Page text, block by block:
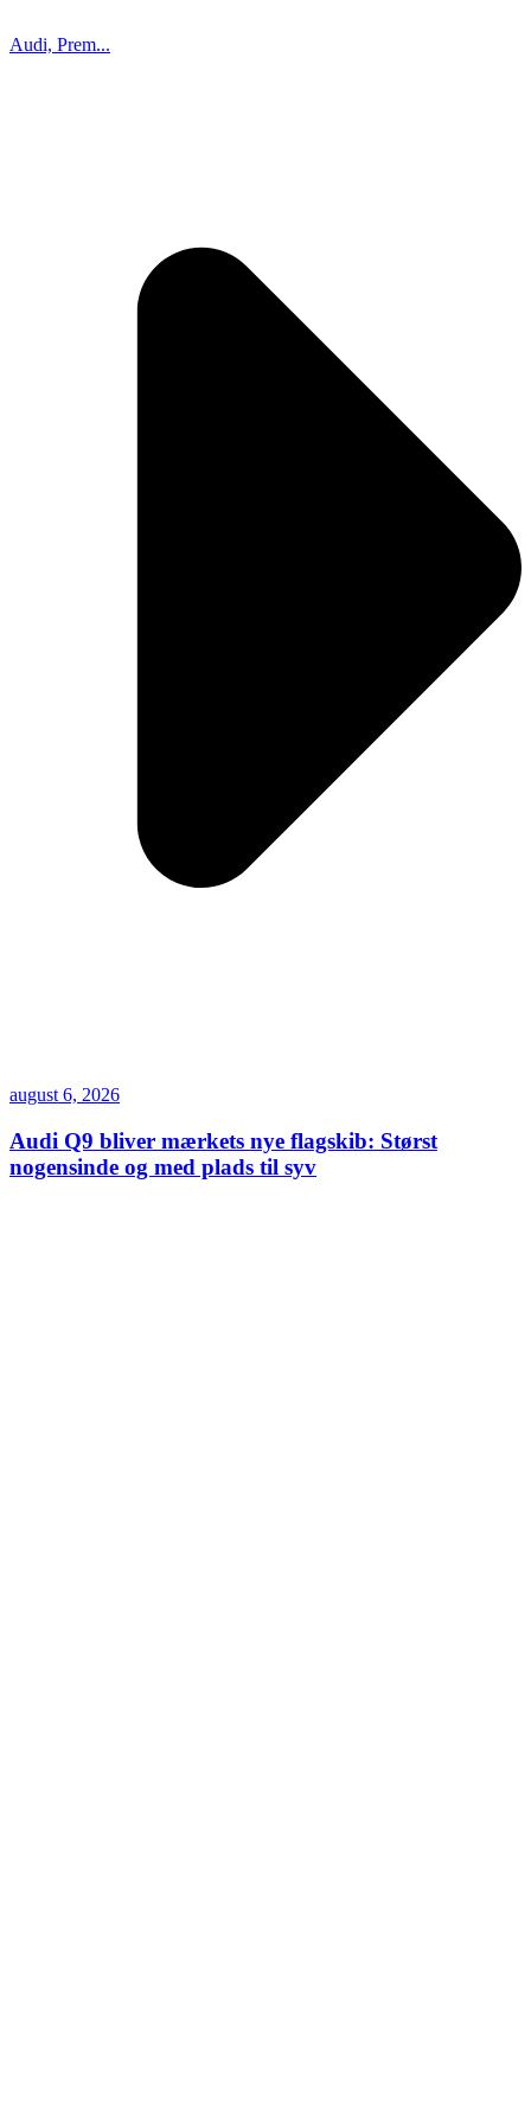
Audi, Prem...
august 6, 2026
Audi Q9 bliver mærkets nye flagskib: Størst
nogensinde og med plads til syv